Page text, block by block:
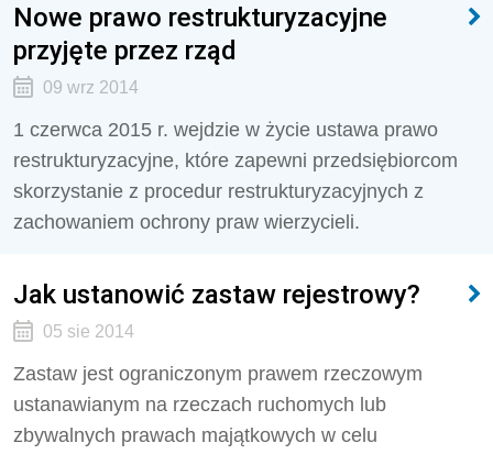
Nowe prawo restrukturyzacyjne
przyjęte przez rząd
09 wrz 2014
1 czerwca 2015 r. wejdzie w życie ustawa prawo
restrukturyzacyjne, które zapewni przedsiębiorcom
skorzystanie z procedur restrukturyzacyjnych z
zachowaniem ochrony praw wierzycieli.
Jak ustanowić zastaw rejestrowy?
05 sie 2014
Zastaw jest ograniczonym prawem rzeczowym
ustanawianym na rzeczach ruchomych lub
zbywalnych prawach majątkowych w celu